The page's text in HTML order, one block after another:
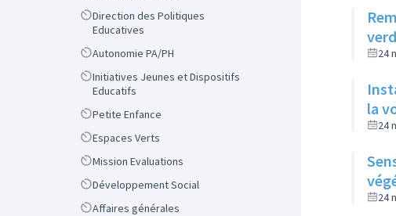
Scope
Direction des Politiques
Educatives
ScopeAutonomie PA/PH
Scope
Initiatives Jeunes et Dispositifs
Educatifs
ScopePetite Enfance
ScopeEspaces Verts
ScopeMission Evaluations
ScopeDéveloppement Social
ScopeAffaires générales
24
la
24
24